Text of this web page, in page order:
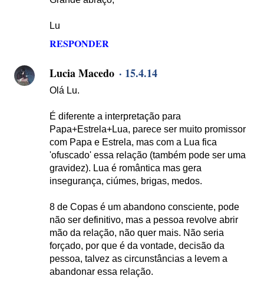
Lu
RESPONDER
Lucia Macedo 15.4.14
Olá Lu.
É diferente a interpretação para
Papa+Estrela+Lua, parece ser muito promissor
com Papa e Estrela, mas com a Lua fica
'ofuscado' essa relação (também pode ser uma
gravidez). Lua é romântica mas gera
insegurança, ciúmes, brigas, medos.
8 de Copas é um abandono consciente, pode
não ser definitivo, mas a pessoa revolve abrir
mão da relação, não quer mais. Não seria
forçado, por que é da vontade, decisão da
pessoa, talvez as circunstâncias a levem a
abandonar essa relação.